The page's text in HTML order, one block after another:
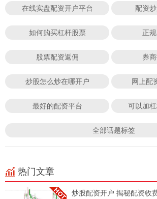
在线实盘配资开户平台 配资
如何购买杠杆股票 正
股票配资返佣 券
炒股怎么炒在哪开户 网上配
最好的配资平台 可以加
全部话题标签
热门文章
炒股配资开户 揭秘配资收